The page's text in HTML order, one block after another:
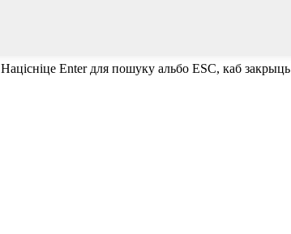
Націсніце Enter для пошуку альбо ESC, каб закрыць